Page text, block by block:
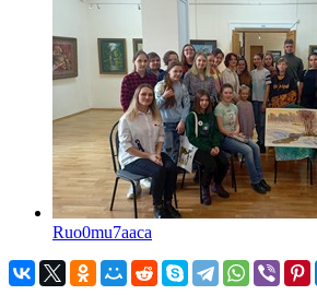
Ruo0mu7aaca